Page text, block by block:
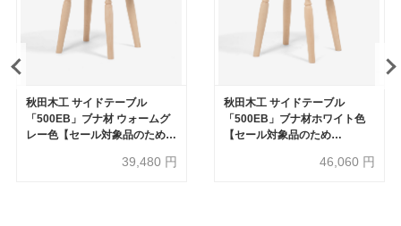
秋田木工 サイドテーブル
「500EB」ブナ材 ウォームグ
レー色【セール対象品のため
39,480 円
秋田木工 サイドテーブル
「500EB」ブナ材ホワイト色
【セール対象品のため
46,060 円